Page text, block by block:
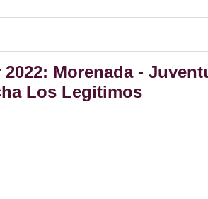
Morenada -
Los Legitimos